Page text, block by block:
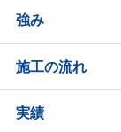
強み
施工の流れ
実績